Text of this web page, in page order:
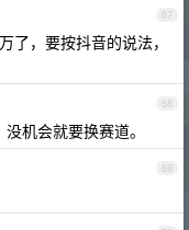
67
了，要按抖音的说法，
68
机会就要换赛道。
69